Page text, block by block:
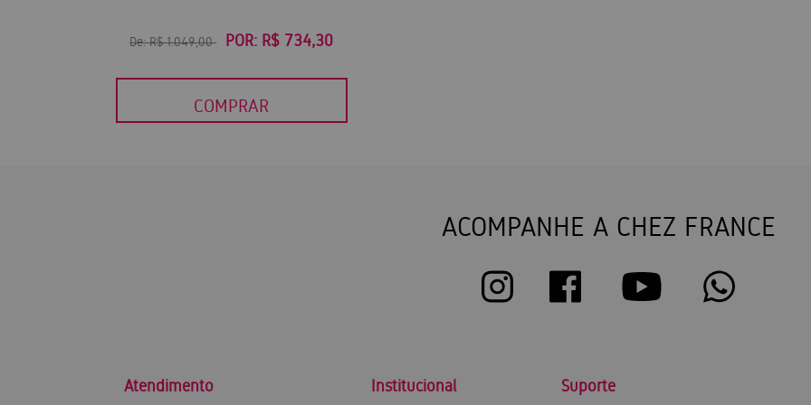
De:R$ 1.049,00 POR: R$ 734,30
COMPRAR
ACOMPANHE A CHEZ FRANCE
Atendimento Institucional Suporte